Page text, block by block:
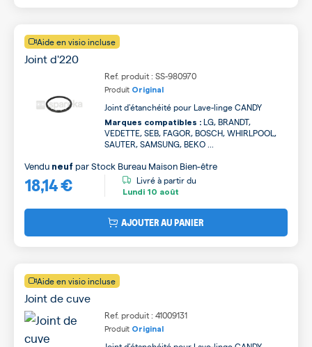
Aide en visio incluse
Joint d'220
Ref. produit : SS-980970
Produit Original
Joint d'étanchéité pour Lave-linge CANDY
Marques compatibles : LG, BRANDT,
VEDETTE, SEB, FAGOR, BOSCH, WHIRLPOOL,
SAUTER, SAMSUNG, BEKO ...
18,14 €
Vendu neuf parStock Bureau Maison Bien-être
Livré à partir du
Lundi 10 août
AJOUTER AU PANIER
Aide en visio incluse
Joint de cuve
Ref. produit : 41009131
Produit Original